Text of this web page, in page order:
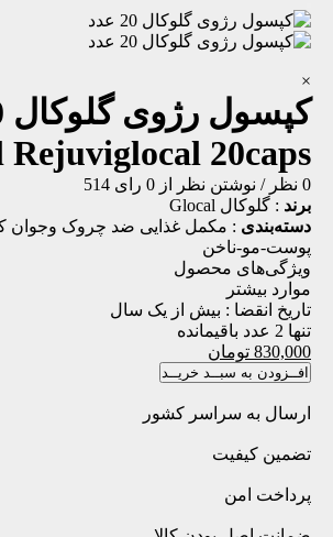
×
كپسول رژوی گلوكال 20 عدد
Rejuviglocal 20caps
0 نظر / نوشتن نظر از 0 رای
514
برند : گلوکال Glocal
دسته‌بندی : مکمل غذایی ضد چروک وجوان
پوست-مو-ناخن
ویژگی‌های محصول
موارد بیشتر
تاریخ انقضا : بیش از یک سال
تنها 2 عدد باقیمانده
830,000 تومان
افــزودن به سبــد خریــد
ارسال به سراسر کشور
تضمین کیفیت
پرداخت امن